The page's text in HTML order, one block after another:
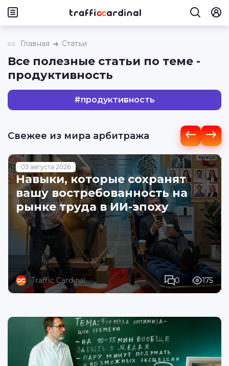
Главная Статьи
Все полезные статьи по теме -
продуктивность
#продуктивность
Свежее из мира арбитража
03 августа 2026
Навыки, которые сохранят
вашу востребованность на
рынке труда в ИИ-эпоху
Traffic Cardinal 0 175